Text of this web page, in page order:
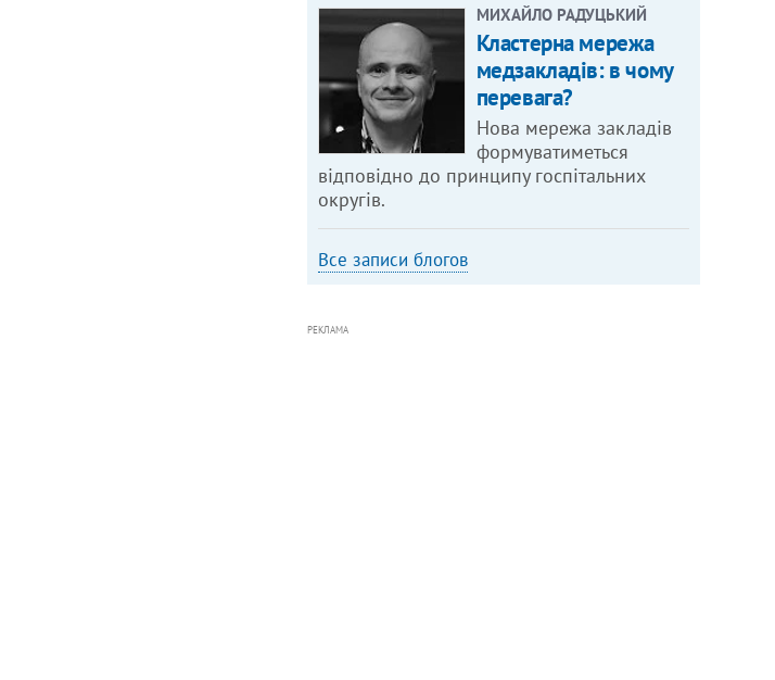
МИХАЙЛО РАДУЦЬКИЙ
Кластерна мережа
медзакладів: в чому
перевага?
Нова мережа закладів
формуватиметься
відповідно до принципу госпітальних
округів.
Все записи блогов
РЕКЛАМА